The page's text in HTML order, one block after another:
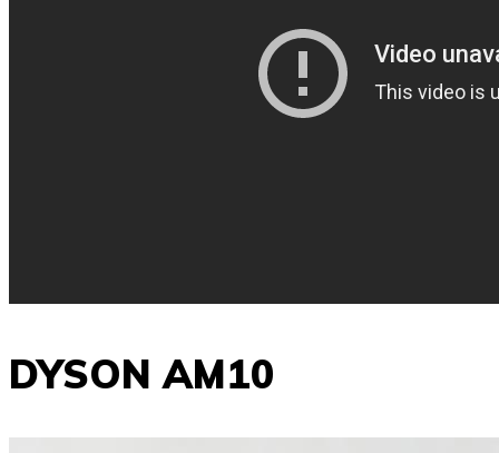
DYSON AM10